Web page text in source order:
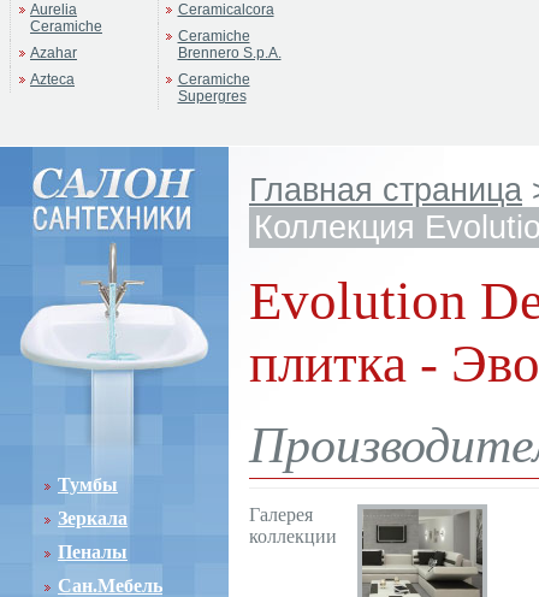
Aurelia
Ceramiche
Azahar
Azteca
Ceramicalcora
Ceramiche
Brennero S.p.A.
Ceramiche
Supergres
Тумбы
Зеркала
Пеналы
Сан.Мебель
Главная страница
Коллекция
Evolution
плитка -
Галерея
коллекции